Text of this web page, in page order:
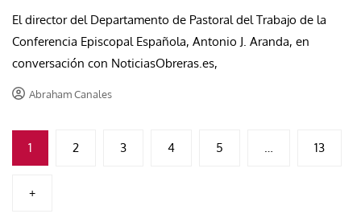
El director del Departamento de Pastoral del Trabajo de la
Conferencia Episcopal Española, Antonio J. Aranda, en
conversación con NoticiasObreras.es,
Abraham Canales
Paginación
de
entradas
1 2 3 4 5 … 13
+